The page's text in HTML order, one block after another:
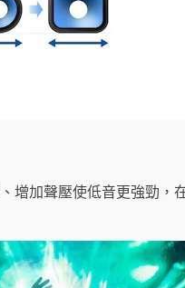
增加聲壓使低音更強勁，